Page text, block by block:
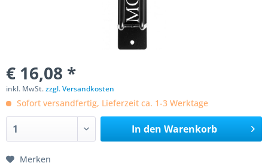
€ 16,08 *
inkl. MwSt.zzgl. Versandkosten
Sofort versandfertig, Lieferzeit ca. 1-3 Werktage
In den Warenkorb
Merken